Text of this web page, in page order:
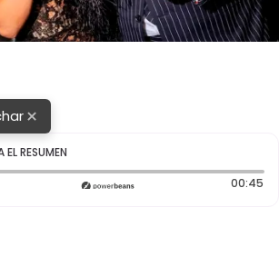
×
RESUMEN
transcurrido: 0 segundos 00:45